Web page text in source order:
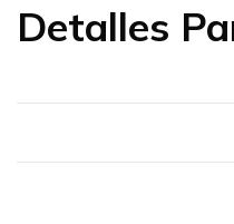
Detalles